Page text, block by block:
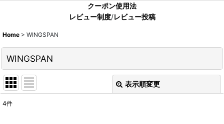
クーポン使用法
レビュー制度/レビュー投稿
Home > WINGSPAN
WINGSPAN
表示順変更
4件